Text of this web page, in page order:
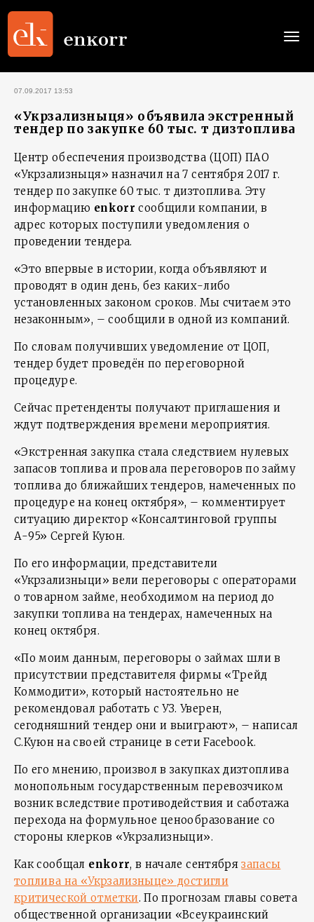
07.09.2017 13:53
«Укрзализныця» объявила экстренный
тендер по закупке 60 тыс. т дизтоплива
Центр обеспечения производства (ЦОП) ПАО
«Укрзализныця» назначил на 7 сентября 2017 г.
тендер по закупке 60 тыс. т дизтоплива. Эту
информацию enkorr сообщили компании, в
адрес которых поступили уведомления о
проведении тендера.
«Это впервые в истории, когда объявляют и
проводят в один день, без каких-либо
установленных законом сроков. Мы считаем это
незаконным», – сообщили в одной из компаний.
По словам получивших уведомление от ЦОП,
тендер будет проведён по переговорной
процедуре.
Сейчас претенденты получают приглашения и
ждут подтверждения времени мероприятия.
«Экстренная закупка стала следствием нулевых
запасов топлива и провала переговоров по займу
топлива до ближайших тендеров, намеченных по
процедуре на конец октября», – комментирует
ситуацию директор «Консалтинговой группы
А-95» Сергей Куюн.
По его информации, представители
«Укрзализныци» вели переговоры с операторами
о товарном займе, необходимом на период до
закупки топлива на тендерах, намеченных на
конец октября.
«По моим данным, переговоры о займах шли в
присутствии представителя фирмы «Трейд
Коммодити», который настоятельно не
рекомендовал работать с УЗ. Уверен,
сегодняшний тендер они и выиграют», – написал
С.Куюн на своей странице в сети Facebook.
По его мнению, произвол в закупках дизтоплива
монопольным государственным перевозчиком
возник вследствие противодействия и саботажа
перехода на формульное ценообразование со
стороны клерков «Укрзализныци».
Как сообщал enkorr, в начале сентябрязапасы
топлива на «Укрзализныце» достигли
критической отметки. По прогнозам главы совета
общественной организации «Всеукраинский